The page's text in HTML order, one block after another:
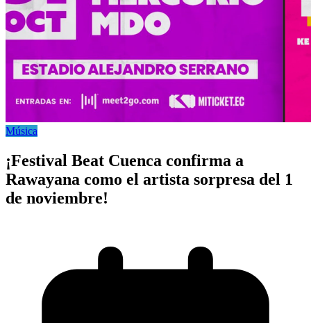
Música
¡Festival Beat Cuenca confirma a
Rawayana como el artista sorpresa del 1
de noviembre!